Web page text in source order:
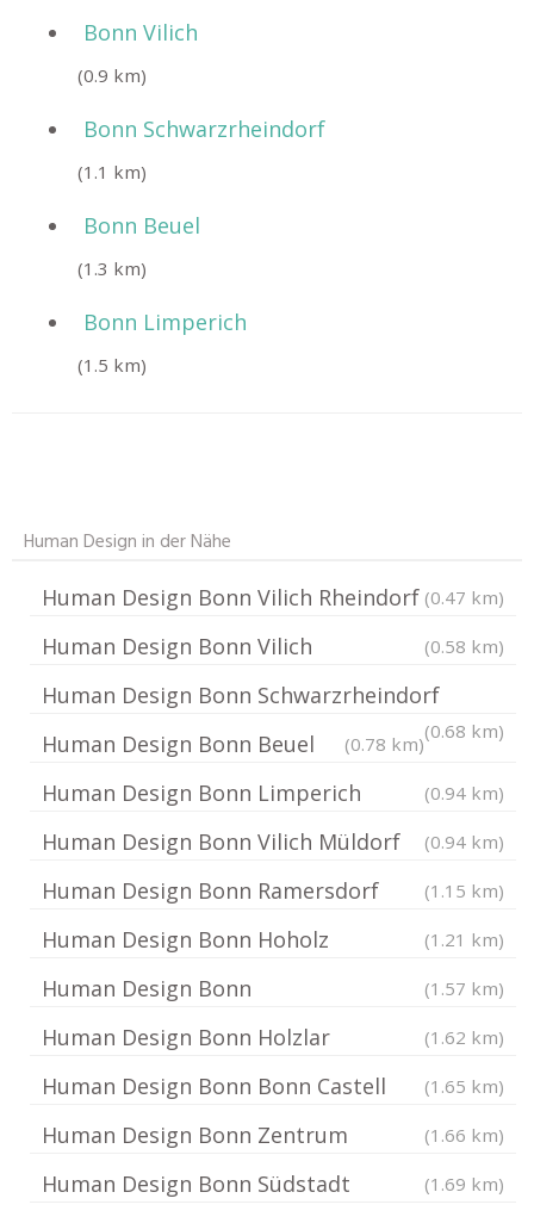
Bonn Vilich
(0.9 km)
Bonn Schwarzrheindorf
(1.1 km)
Bonn Beuel
(1.3 km)
Bonn Limperich
(1.5 km)
Human Design in der Nähe
Human Design Bonn Vilich Rheindorf (0.47 km)
Human Design Bonn Vilich (0.58 km)
Human Design Bonn Schwarzrheindorf
(0.68 km)
Human Design Bonn Beuel (0.78 km)
Human Design Bonn Limperich (0.94 km)
Human Design Bonn Vilich Müldorf (0.94 km)
Human Design Bonn Ramersdorf (1.15 km)
Human Design Bonn Hoholz (1.21 km)
Human Design Bonn (1.57 km)
Human Design Bonn Holzlar (1.62 km)
Human Design Bonn Bonn Castell (1.65 km)
Human Design Bonn Zentrum (1.66 km)
Human Design Bonn Südstadt (1.69 km)